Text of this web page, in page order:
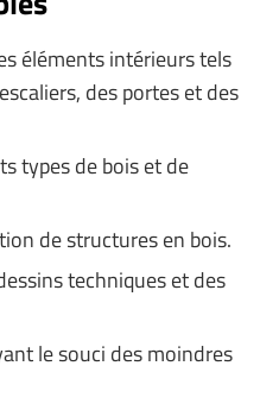
éléments intérieurs tels
des portes et des
types de bois et de
de structures en bois.
techniques et des
le souci des moindres